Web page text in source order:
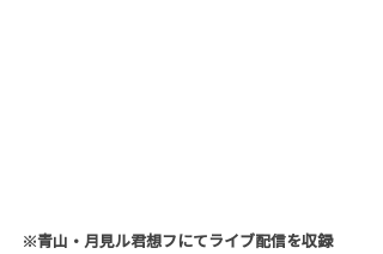
※青山・月見ル君想フにてライブ配信を収録